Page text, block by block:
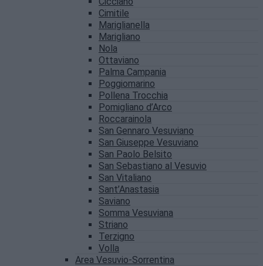
Cimitile
Mariglianella
Marigliano
Nola
Ottaviano
Palma Campania
Poggiomarino
Pollena Trocchia
Pomigliano d’Arco
Roccarainola
San Gennaro Vesuviano
San Giuseppe Vesuviano
San Paolo Belsito
San Sebastiano al Vesuvio
San Vitaliano
Sant’Anastasia
Saviano
Somma Vesuviana
Striano
Terzigno
Volla
Area Vesuvio-Sorrentina